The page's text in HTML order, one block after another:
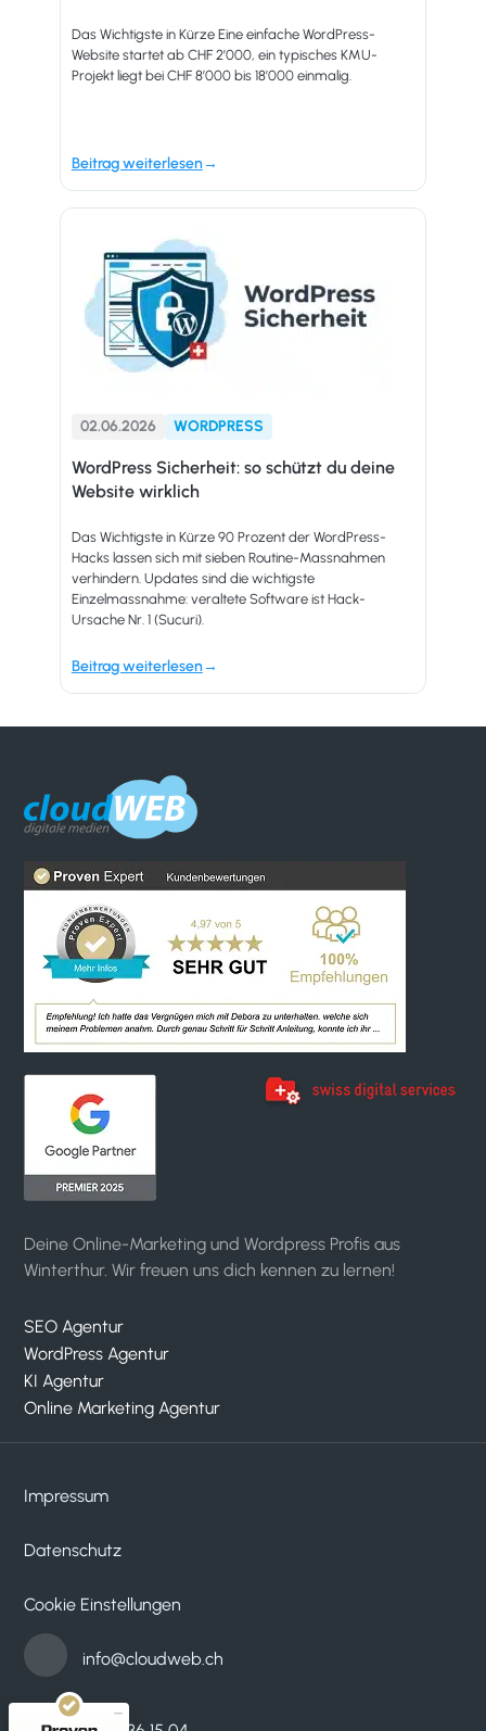
Das Wichtigste in Kürze Eine einfache WordPress-
Website startet ab CHF 2’000, ein typisches KMU-
Projekt liegt bei CHF 8’000 bis 18’000 einmalig.
Beitrag weiterlesen
02.06.2026 WORDPRESS
WordPress Sicherheit: so schützt du deine
Website wirklich
Das Wichtigste in Kürze 90 Prozent der WordPress-
Hacks lassen sich mit sieben Routine-Massnahmen
verhindern. Updates sind die wichtigste
Einzelmassnahme: veraltete Software ist Hack-
Ursache Nr. 1 (Sucuri).
Beitrag weiterlesen
Deine Online-Marketing und Wordpress Profis aus
Winterthur. Wir freuen uns dich kennen zu lernen!
SEO Agentur
WordPress Agentur
KI Agentur
Online Marketing Agentur
Impressum
Datenschutz
Cookie Einstellungen
info@cloudweb.ch
Kundenbewertungen und Erfahrungen zu
ProvenExpert.com
SEHR GUT
4,95 / 5,00
53